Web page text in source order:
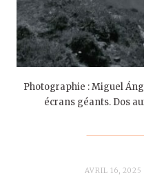
Photographie : Miguel
écrans géants. Dos
AVRIL 16, 2025